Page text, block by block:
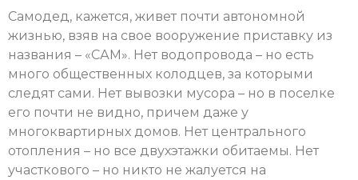
Самодед, кажется, живет почти автономной
жизнью, взяв на свое вооружение приставку из
названия – «САМ». Нет водопровода – но есть
много общественных колодцев, за которыми
следят сами. Нет вывозки мусора – но в поселке
его почти не видно, причем даже у
многоквартирных домов. Нет центрального
отопления – но все двухэтажки обитаемы. Нет
участкового – но никто не жалуется на